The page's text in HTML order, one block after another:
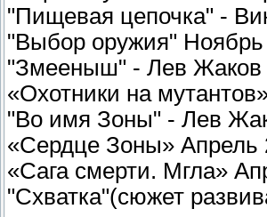
"Пищевая цепочка" -
"Выбор оружия" Ноябрь
"Змееныш" - Лев Жаков
«Охотники на
"Во имя Зоны" - Лев
«Сердце Зоны» Апрель
«Сага смерти. Мгла»
"Схватка"(сюжет